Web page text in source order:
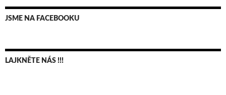
JSME NA FACEBOOKU
LAJKNĚTE NÁS !!!